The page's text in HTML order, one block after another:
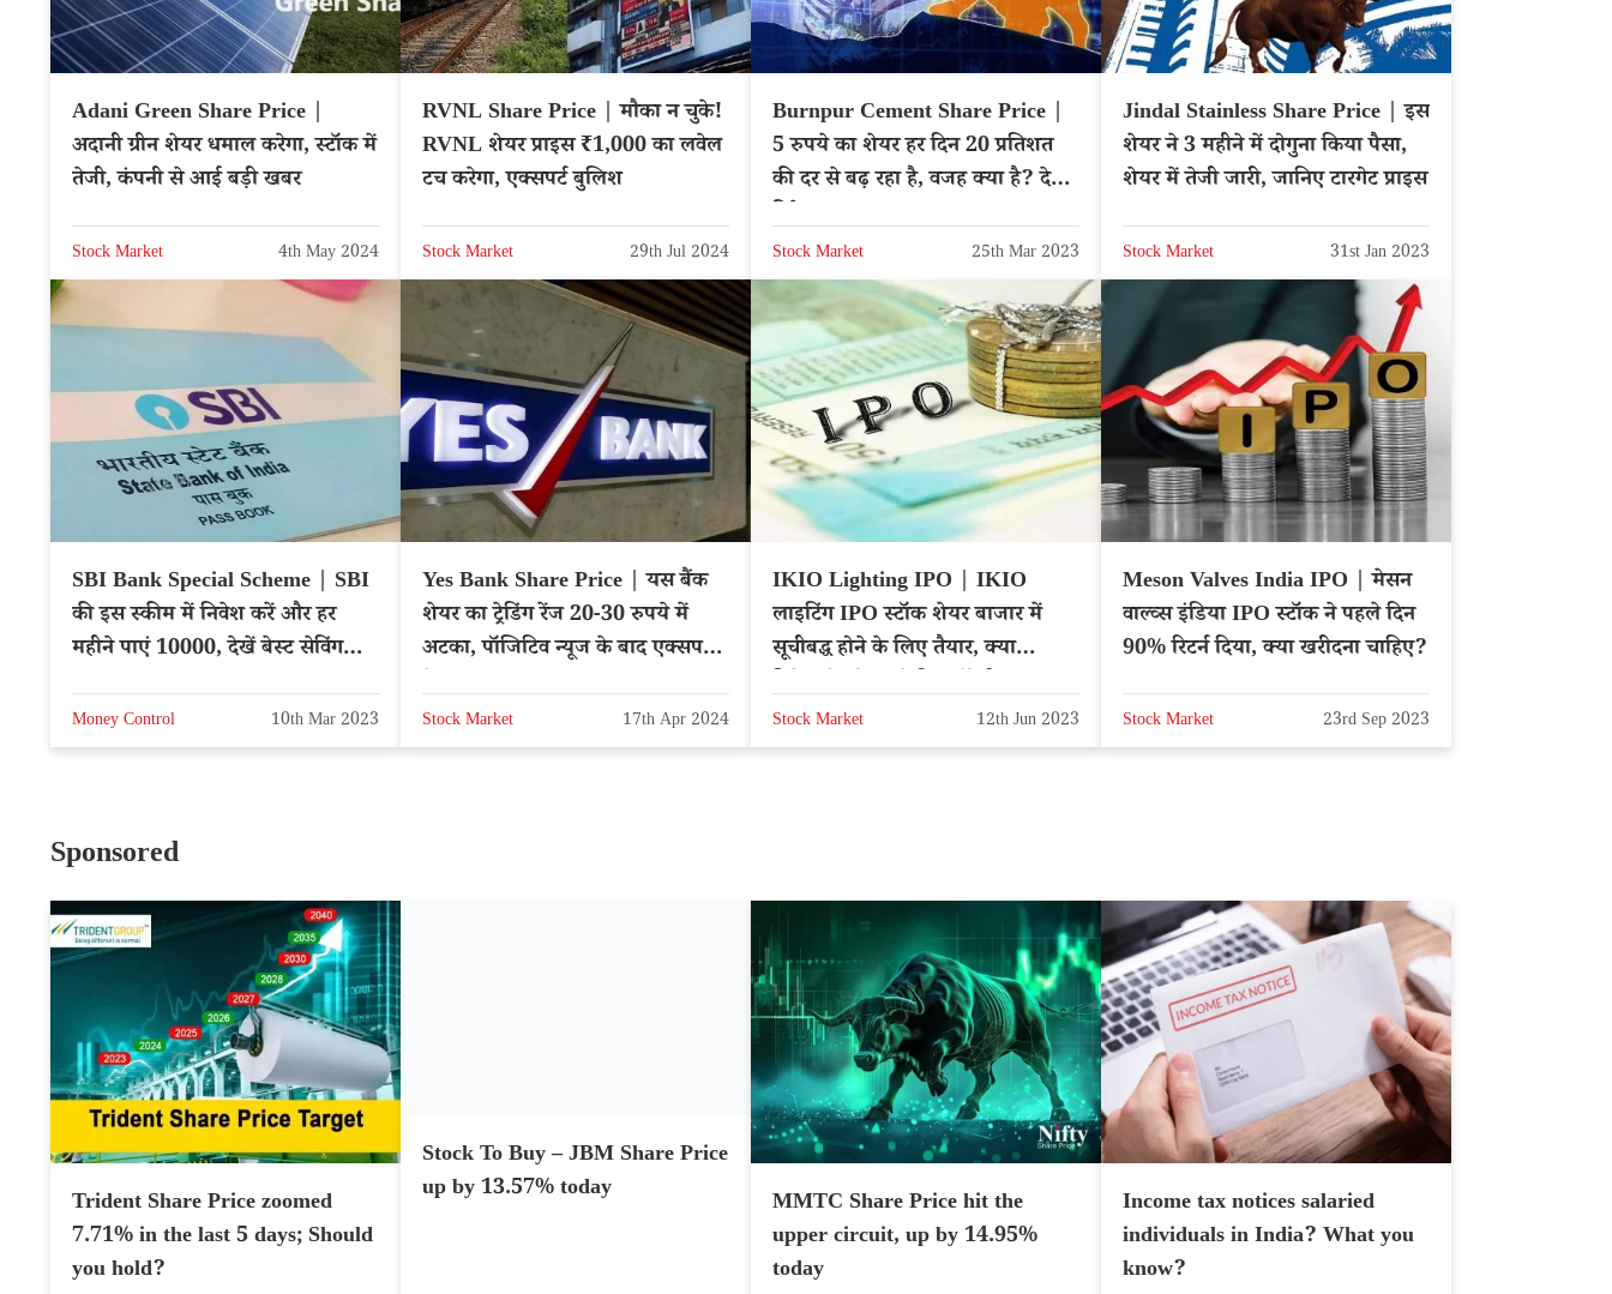
Adani Green Share Price |
अदानी ग्रीन शेयर धमाल करेगा, स्टॉक में
तेजी, कंपनी से आई बड़ी खबर
Stock Market 4th May 2024
RVNL Share Price | मौका न चुके!
RVNL शेयर प्राइस ₹1,000 का लवेल
टच करेगा, एक्सपर्ट बुलिश
Stock Market 29th Jul 2024
Burnpur Cement Share Price |
5 रुपये का शेयर हर दिन 20 प्रतिशत
की दर से बढ़ रहा है, वजह क्या है? देखे
Stock Market 25th Mar 2023
Jindal Stainless Share Price | इस
शेयर ने 3 महीने में दोगुना किया पैसा,
शेयर में तेजी जारी, जानिए टारगेट प्राइस
Stock Market 31st Jan 2023
SBI Bank Special Scheme | SBI
की इस स्कीम में निवेश करें और हर
महीने पाएं 10000, देखें बेस्ट सेविंग
Money Control 10th Mar 2023
Yes Bank Share Price | यस बैंक
शेयर का ट्रेडिंग रेंज 20-30 रुपये में
अटका, पॉजिटिव न्यूज के बाद एक्सपर्ट्स
Stock Market 17th Apr 2024
IKIO Lighting IPO | IKIO
लाइटिंग IPO स्टॉक शेयर बाजार में
सूचीबद्ध होने के लिए तैयार, क्या
Stock Market 12th Jun 2023
Meson Valves India IPO | मेसन
वाल्व्स इंडिया IPO स्टॉक ने पहले दिन
90% रिटर्न दिया, क्या खरीदना चाहिए?
Stock Market 23rd Sep 2023
Sponsored
Trident Share Price zoomed
7.71% in the last 5 days; Should
you hold?
Stock To Buy – JBM Share Price
MMTC Share Price hit the
upper circuit, up by 14.95%
today
Income tax notices salaried
individuals in India? What you
know?